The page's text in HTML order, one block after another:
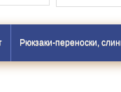
Рюкзаки-переноски,